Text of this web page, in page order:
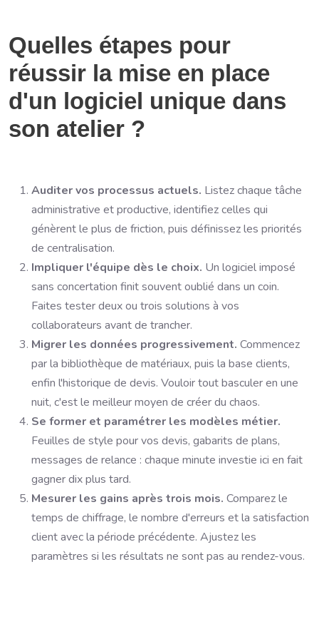
Quelles étapes pour
réussir la mise en place
d'un logiciel unique dans
son atelier ?
Auditer vos processus actuels. Listez chaque tâche
administrative et productive, identifiez celles qui
génèrent le plus de friction, puis définissez les priorités
de centralisation.
Impliquer l'équipe dès le choix. Un logiciel imposé
sans concertation finit souvent oublié dans un coin.
Faites tester deux ou trois solutions à vos
collaborateurs avant de trancher.
Migrer les données progressivement. Commencez
par la bibliothèque de matériaux, puis la base clients,
enfin l'historique de devis. Vouloir tout basculer en une
nuit, c'est le meilleur moyen de créer du chaos.
Se former et paramétrer les modèles métier.
Feuilles de style pour vos devis, gabarits de plans,
messages de relance : chaque minute investie ici en fait
gagner dix plus tard.
Mesurer les gains après trois mois. Comparez le
temps de chiffrage, le nombre d'erreurs et la satisfaction
client avec la période précédente. Ajustez les
paramètres si les résultats ne sont pas au rendez-vous.